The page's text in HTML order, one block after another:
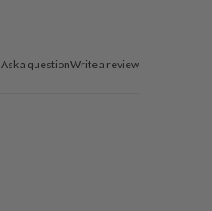
Ask a questionWrite a review